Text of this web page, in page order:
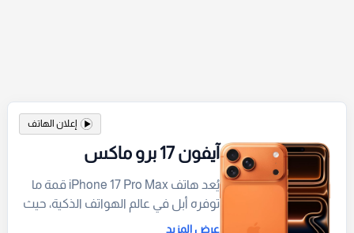
إعلان الهاتف
آيفون 17 برو ماكس
يُعد هاتف iPhone 17 Pro Max قمة ما
توفره أبل في عالم الهواتف الذكية، حيث
يجمع بين التصميم العصري الجذاب بلونه
عرض المزيد